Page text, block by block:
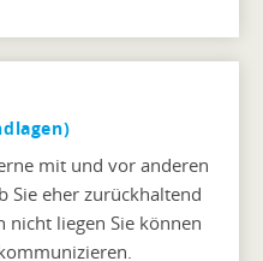
mit und vor anderen
Sie eher zurückhaltend
nicht liegen Sie können